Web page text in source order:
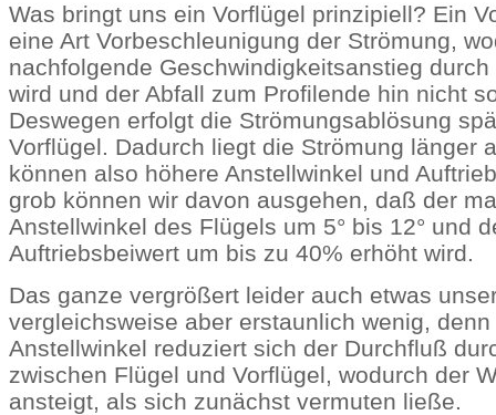
Was bringt uns ein Vorflügel prinzipiell? Ein
eine Art Vorbeschleunigung der Strömung,
nachfolgende Geschwindigkeitsanstieg
wird und der Abfall zum Profilende hin nicht
Deswegen erfolgt die Strömungsablösung
Vorflügel. Dadurch liegt die Strömung länger
können also höhere Anstellwinkel und
grob können wir davon ausgehen, daß der
Anstellwinkel des Flügels um 5° bis 12° und
Auftriebsbeiwert um bis zu 40% erhöht wird.
Das ganze vergrößert leider auch etwas
vergleichsweise aber erstaunlich wenig,
Anstellwinkel reduziert sich der Durchfluß
zwischen Flügel und Vorflügel, wodurch der
ansteigt, als sich zunächst vermuten ließe.